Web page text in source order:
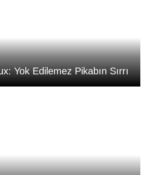
Yok Edilemez Pikabın Sırrı